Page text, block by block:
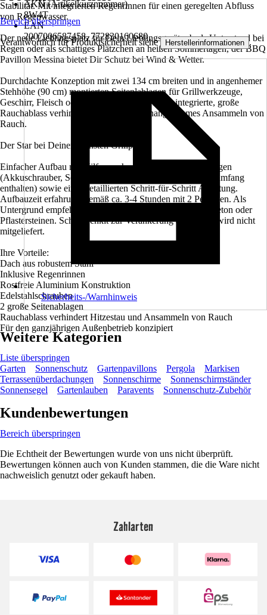
AKN (Artikelkurznummer)
8W4T
EAN
2007006587458, 772830160680
Stabilität. Mit integrierten Regenrinnen für einen geregelten Abfluss
von Regenwasser.
Der neue Lieblingsplatz für Dein Lieblingsgerät; ob als Unterstand bei
Regen oder als schattiges Plätzchen an heißen Sommertagen, der BBQ
Pavillon Messina bietet Dir Schutz bei Wind & Wetter.
Durchdachte Konzeption mit zwei 134 cm breiten und in angenhemer
Stehhöhe (90 cm) montierten Seitenlablagen für Grillwerkzeuge,
Geschirr, Fleisch oder Getränke. Der im Dach integrierte, große
Rauchablass verhindert Hitzestau und unangenehmes Ansammeln von
Rauch.
Der Star bei Deiner nächsten Grillparty.
Einfacher Aufbau mit Hilfe von handelsüblichen Werkzeugen
(Akkuschrauber, Schraubendreher, Leiter (nicht im Lieferumfang
enthalten) sowie einer detaillierten Schritt-für-Schritt Anleitung.
Aufbauzeit erfahrungsgemäß ca. 3-4 Stunden mit 2 Personen. Als
Untergrund empfehlen wir eine ebene Fläche aus Holz, Beton oder
Pflastersteinen. Schraubenkit zur Verankerung am Boden wird nicht
mitgeliefert.
Ihre Vorteile:
Dach aus robustem Stahl
Inklusive Regenrinnen
Rostfreie Aluminium Konstruktion
Edelstahlschrauben
2 große Seitenablagen
Rauchablass verhindert Hitzestau und Ansammeln von Rauch
Für den ganzjährigen Außenbetrieb konzipiert
Bereich überspringen
Verantwortlich für Produktsicherheit siehe Herstellerinformationen .
Sicherheits-/Warnhinweis
Weitere Kategorien
Liste überspringen
Garten
Sonnenschutz Gartenpavillons Pergola
Markisen
Terrassenüberdachungen
Sonnenschirme
Sonnenschirmständer
Sonnensegel
Gartenlauben Paravents Sonnenschutz-Zubehör
Kundenbewertungen
Bereich überspringen
Die Echtheit der Bewertungen wurde von uns nicht überprüft.
Bewertungen können auch von Kunden stammen, die die Ware nicht
nachweislich genutzt oder gekauft haben.
Zahlarten